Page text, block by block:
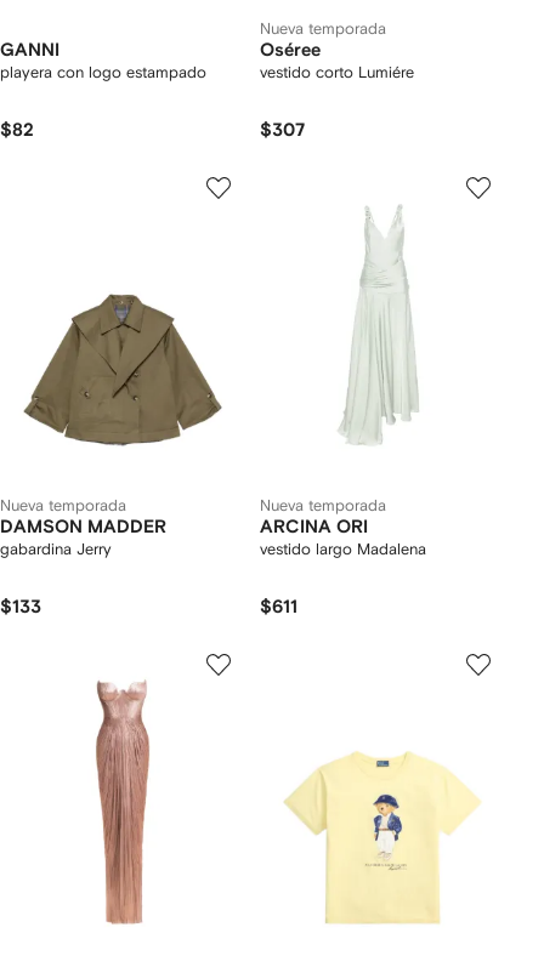
GANNI
playera con logo estampado
$82
Nueva temporada
Oséree
vestido corto Lumiére
$307
Nueva temporada
DAMSON MADDER
gabardina Jerry
$133
Nueva temporada
ARCINA ORI
vestido largo Madalena
$611